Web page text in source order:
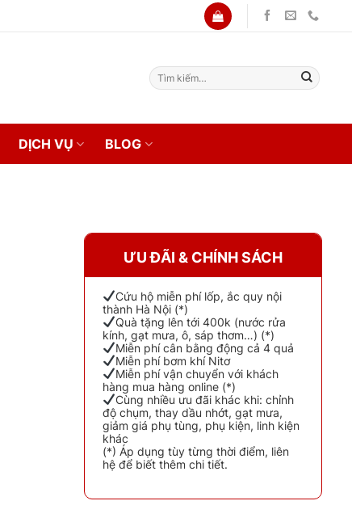
Tìm
kiếm:
DỊCH VỤ BLOG
ƯU ĐÃI & CHÍNH SÁCH
Cứu hộ miễn phí lốp, ắc quy nội
thành Hà Nội (*)
Quà tặng lên tới 400k (nước rửa
kính, gạt mưa, ô, sáp thơm…) (*)
Miễn phí cân bằng động cả 4 quả
Miễn phí bơm khí Nitơ
Miễn phí vận chuyển với khách
hàng mua hàng online (*)
Cùng nhiều ưu đãi khác khi: chỉnh
độ chụm, thay dầu nhớt, gạt mưa,
giảm giá phụ tùng, phụ kiện, linh kiện
khác
(*) Áp dụng tùy từng thời điểm, liên
hệ để biết thêm chi tiết.